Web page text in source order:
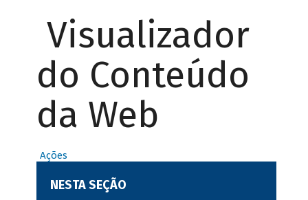
Visualizador
do Conteúdo
da Web
Ações
NESTA SEÇÃO